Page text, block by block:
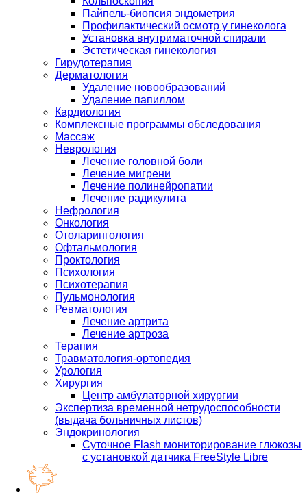
Пайпель-биопсия эндометрия
Профилактический осмотр у гинеколога
Установка внутриматочной спирали
Эстетическая гинекология
Гирудотерапия
Дерматология
Удаление новообразований
Удаление папиллом
Кардиология
Комплексные программы обследования
Массаж
Неврология
Лечение головной боли
Лечение мигрени
Лечение полинейропатии
Лечение радикулита
Нефрология
Онкология
Отоларингология
Офтальмология
Проктология
Психология
Психотерапия
Пульмонология
Ревматология
Лечение артрита
Лечение артроза
Терапия
Травматология-ортопедия
Урология
Хирургия
Центр амбулаторной хирургии
Экспертиза временной нетрудоспособности
(выдача больничных листов)
Эндокринология
Суточное Flash мониторирование глюкозы
с установкой датчика FreeStyle Libre